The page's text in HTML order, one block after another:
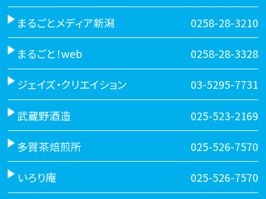
まるごとメディア新潟 0258-28-3210
まるごと！web 0258-28-3328
ジェイズ・クリエイション 03-5295-7731
武蔵野酒造 025-523-2169
多賀茶焙煎所 025-526-7570
いろり庵 025-526-7570